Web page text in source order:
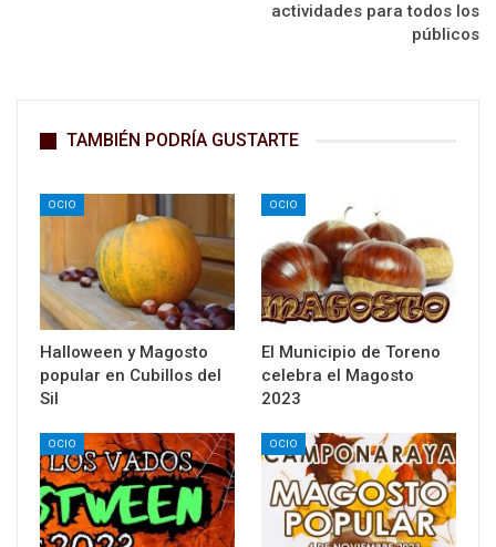
actividades para todos los
públicos
TAMBIÉN PODRÍA GUSTARTE
OCIO
Halloween y Magosto
popular en Cubillos del
Sil
OCIO
El Municipio de Toreno
celebra el Magosto
2023
OCIO OCIO